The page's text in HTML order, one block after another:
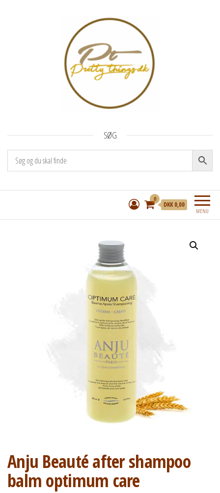
håndlavede kort
SØG
MENU
0
DKK 0,00
Anju Beauté after shampoo
balm optimum care